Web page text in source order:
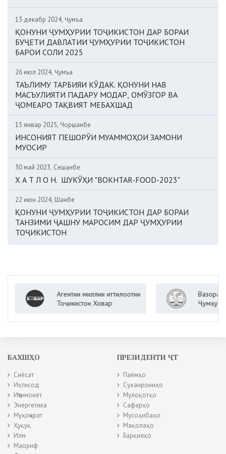
13 декабр 2024, Ҷумъа
ҚОНУНИ ҶУМҲУРИИ ТОҶИКИСТОН ДАР БОРАИ
БУҶЕТИ ДАВЛАТИИ ҶУМҲУРИИ ТОҶИКИСТОН
БАРОИ СОЛИ 2025
26 июл 2024, Ҷумъа
ТАЪЛИМУ ТАРБИЯИ КӮДАК. ҚОНУНИ НАВ
МАСЪУЛИЯТИ ПАДАРУ МОДАР, ОМӮЗГОР ВА
ҶОМЕАРО ТАҚВИЯТ МЕБАХШАД
15 январ 2025, Чоршанбе
ИНСОНИЯТ ПЕШОРӮИ МУАММОҲОИ ЗАМОНИ
МУОСИР
30 май 2023, Сешанбе
Х А Т Л О Н. ШУКӮҲИ "BOKHTAR-FOOD-2023"
22 июн 2024, Шанбе
ҚОНУНИ ҶУМҲУРИИ ТОҶИКИСТОН ДАР БОРАИ
ТАНЗИМИ ҶАШНУ МАРОСИМ ДАР ҶУМҲУРИИ
ТОҶИКИСТОН
Агентии миллии иттилоотии
Тоҷикистон Ховар
Вазорати
Ҷумҳурии
БАХШҲО
Сиёсат
Иқтисод
Иҷтимоиёт
Энергетика
Муҳоҷират
Ҳуқуқ
Илм
Маориф
ПРЕЗИДЕНТИ ҶТ
Паёмҳо
Суханрониҳо
Мулоқотҳо
Сафарҳо
Мусоҳибаҳо
Мақолаҳо
Барқияҳо